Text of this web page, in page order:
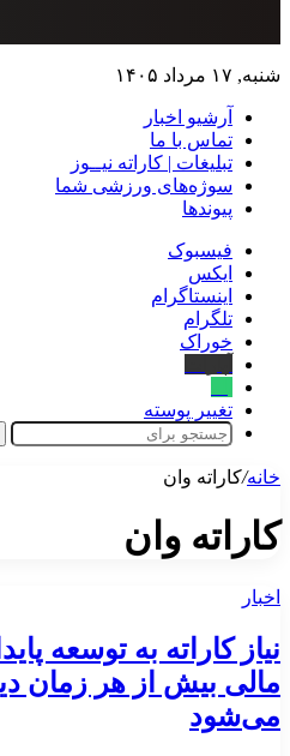
شنبه, ۱۷ مرداد ۱۴۰۵
آرشیو اخبار
تماس‌ با‌ ما
تبلیغات | کاراته نیــوز
سوژه‌های ورزشی شما
پیوندها
فیسبوک
ایکس
اینستاگرام
تلگرام
خوراک
تغییر پوسته
خانه/کاراته وان
کاراته وان
اخبار
نیاز کاراته به توسعه
مالی بیش از هر زمان
می‌شود